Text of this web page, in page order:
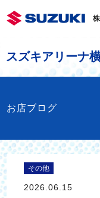
スズキアリーナ
お店ブログ
その他
2026.06.15